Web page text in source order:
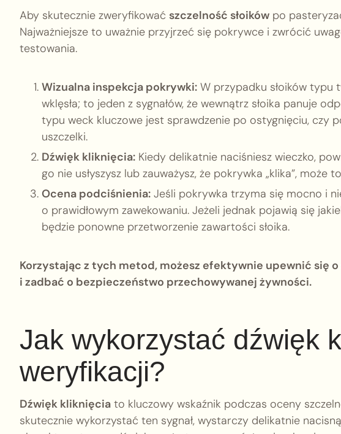
Aby skutecznie zweryfikować szczelność słoików po
Najważniejsze to uważnie przyjrzeć się pokrywce i zwrócić
testowania.
Wizualna inspekcja pokrywki: W przypadku słoików typu
wklęsła; to jeden z sygnałów, że wewnątrz słoika panuje
typu weck kluczowe jest sprawdzenie po ostygnięciu, czy
uszczelki.
Dźwięk kliknięcia: Kiedy delikatnie naciśniesz wieczko,
go nie usłyszysz lub zauważysz, że pokrywka „klika”,
Ocena podciśnienia: Jeśli pokrywka trzyma się mocno i
o prawidłowym zawekowaniu. Jeżeli jednak pojawią się
będzie ponowne przetworzenie zawartości słoika.
Korzystając z tych metod, możesz efektywnie upewnić się
i zadbać o bezpieczeństwo przechowywanej żywności.
Jak wykorzystać dźwięk
weryfikacji?
Dźwięk kliknięcia to kluczowy wskaźnik podczas oceny
skutecznie wykorzystać ten sygnał, wystarczy delikatnie